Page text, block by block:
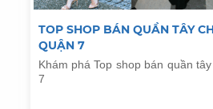
TOP SHOP BÁN QUẦN TÂY
QUẬN 7
Khám phá Top shop bán quần
7